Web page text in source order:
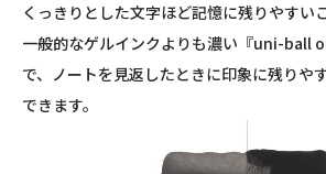
くっきりとした文字ほど記憶に残りやすい
一般的なゲルインクよりも濃い『uni-ball
で、ノートを見返したときに印象に残りや
できます。